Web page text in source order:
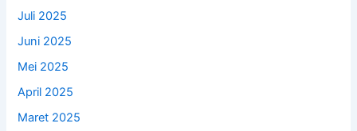
Juli 2025
Juni 2025
Mei 2025
April 2025
Maret 2025